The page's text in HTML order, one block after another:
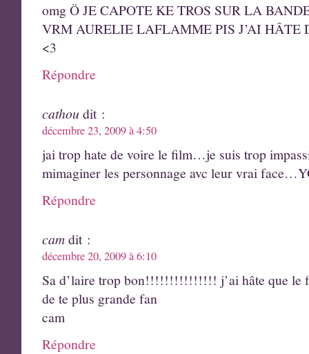
omg Ö JE CAPOTE KE TROS SUR LA
VRM AURELIE LAFLAMME PIS J’AI
<3
Répondre
cathou dit :
décembre 23, 2009 à 4:50
jai trop hate de voire le film…je suis trop
mimaginer les personnage avc leur vrai
Répondre
camdit :
décembre 20, 2009 à 6:10
Sa d’laire trop bon!!!!!!!!!!!!!!! j’ai hâte que le
de te plus grande fan
cam
Répondre